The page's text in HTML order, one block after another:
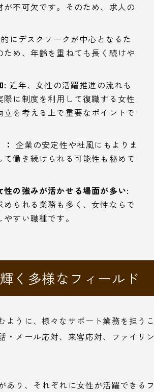
不可欠です。そのため、求人の
にデスクワークが中心となるた
め、年齢を重ねても長く続けや
: 近年、女性の活躍推進の流れも
に制度を利用して復職する女性
を考える上で重要なポイントで
企業の安定性や社風にもよりま
働き続けられる可能性も秘めて
の強みが活かせる場面が多い:
られる業務も多く、女性ならで
すい職種です。
く多様なフィールド
うに、様々なサポート業務を担うこ
・メール応対、来客応対、ファイリン
あり、それぞれに女性が活躍できるフ